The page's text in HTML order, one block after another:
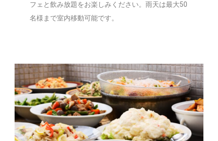
フェと飲み放題をお楽しみください。雨天は最大50
名様まで室内移動可能です。